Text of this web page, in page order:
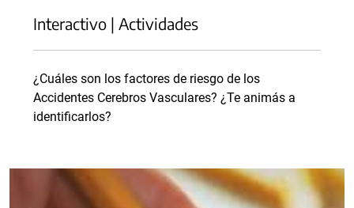
Interactivo | Actividades
¿Cuáles son los factores de riesgo de los
Accidentes Cerebros Vasculares? ¿Te animás a
identificarlos?